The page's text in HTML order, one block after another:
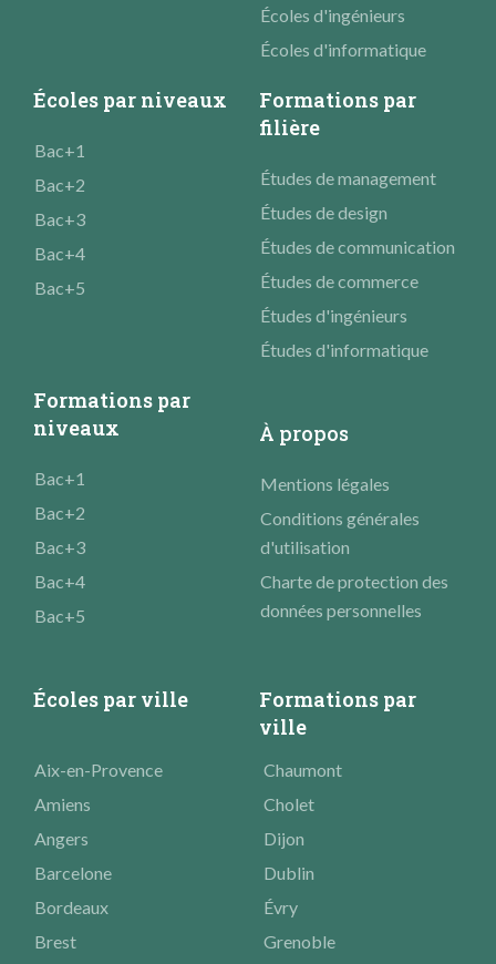
Écoles d'ingénieurs
Écoles d'informatique
Écoles par niveaux
Bac+1
Bac+2
Bac+3
Bac+4
Bac+5
Formations par
filière
Études de management
Études de design
Études de communication
Études de commerce
Études d'ingénieurs
Études d'informatique
Formations par
niveaux
Bac+1
Bac+2
Bac+3
Bac+4
Bac+5
À propos
Mentions légales
Conditions générales
d'utilisation
Charte de protection des
données personnelles
Écoles par ville
Formations par
ville
Aix-en-Provence
Amiens
Angers
Barcelone
Bordeaux
Brest
Chaumont
Cholet
Dijon
Dublin
Évry
Grenoble